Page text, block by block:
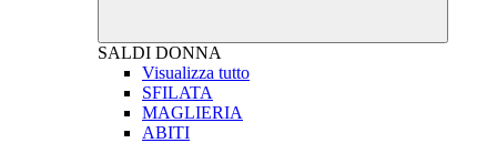
SALDI DONNA
Visualizza tutto
SFILATA
MAGLIERIA
ABITI